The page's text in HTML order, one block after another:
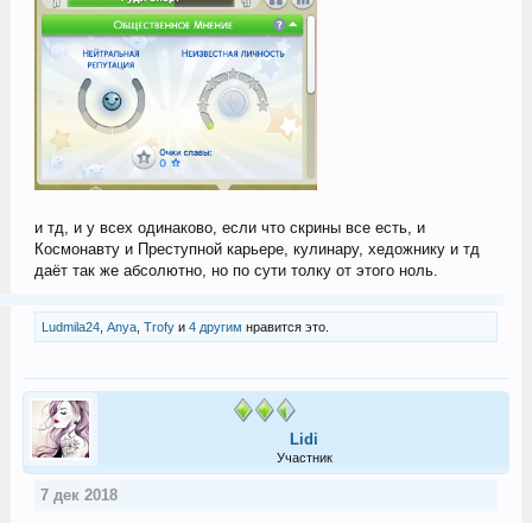
и тд, и у всех одинаково, если что скрины все есть, и
Космонавту и Преступной карьере, кулинару, хедожнику и тд
даёт так же абсолютно, но по сути толку от этого ноль.
Ludmila24, Anya, Trofyи 4 другим нравится это.
Lidi
Участник
7 дек 2018